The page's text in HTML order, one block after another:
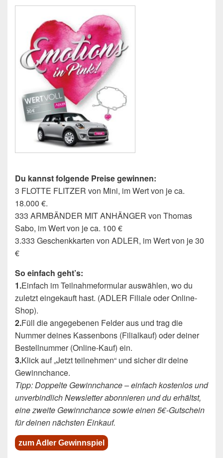
Du kannst folgende Preise gewinnen:
3 FLOTTE FLITZER von Mini, im Wert von je ca.
18.000 €.
333 ARMBÄNDER MIT ANHÄNGER von Thomas
Sabo, im Wert von je ca. 100 €
3.333 Geschenkkarten von ADLER, im Wert von je 30
€
So einfach geht’s:
1.Einfach im Teilnahmeformular auswählen, wo du
zuletzt eingekauft hast. (ADLER Filiale oder Online-
Shop).
2.Füll die angegebenen Felder aus und trag die
Nummer deines Kassenbons (Filialkauf) oder deiner
Bestellnummer (Online-Kauf) ein.
3.Klick auf „Jetzt teilnehmen“ und sicher dir deine
Gewinnchance.
Tipp: Doppelte Gewinnchance – einfach kostenlos und
unverbindlich Newsletter abonnieren und du erhältst,
eine zweite Gewinnchance sowie einen 5€-Gutschein
für deinen nächsten Einkauf.
zum Adler Gewinnspiel